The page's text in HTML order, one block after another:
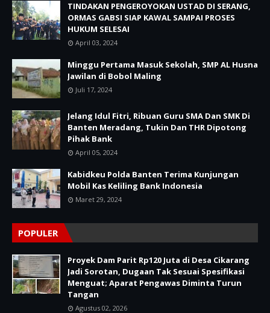
TINDAKAN PENGEROYOKAN USTAD DI SERANG,
ORMAS GABSI SIAP KAWAL SAMPAI PROSES
HUKUM SELESAI
April 03, 2024
Minggu Pertama Masuk Sekolah, SMP AL Husna
Jawilan di Bobol Maling
Juli 17, 2024
Jelang Idul Fitri, Ribuan Guru SMA Dan SMK Di
Banten Meradang, Tukin Dan THR Dipotong
Pihak Bank
April 05, 2024
Kabidkeu Polda Banten Terima Kunjungan
Mobil Kas Keliling Bank Indonesia
Maret 29, 2024
POPULER
Proyek Dam Parit Rp120 Juta di Desa Cikarang
Jadi Sorotan, Dugaan Tak Sesuai Spesifikasi
Menguat; Aparat Pengawas Diminta Turun
Tangan
Agustus 02, 2026